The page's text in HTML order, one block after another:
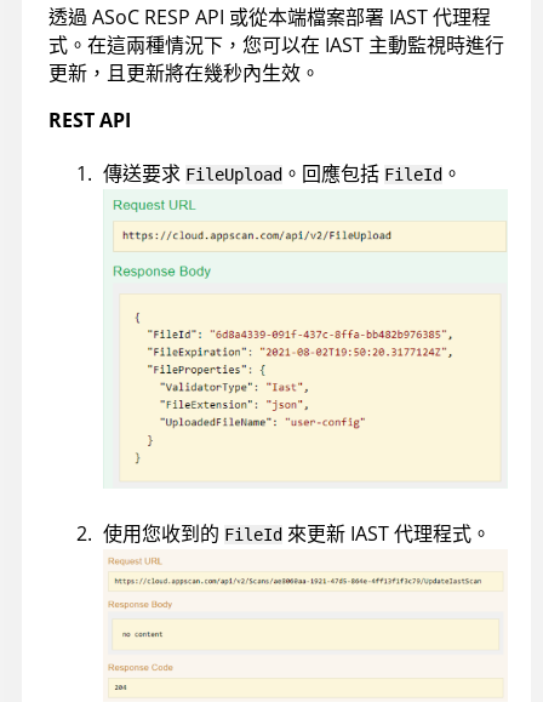
"safeHeaders": ["MySafeHeader",
"safeCookies": ["MySafeCookie",
  "hidePasswords": true
  "hooks": [
      "targets": [
        "com.ibm.myApp.common.MyEscapeUtils"
      ],
      "methods": [
        "myEscapeHtml"
      ],
      "parameters": [
        ["java.lang.String"]
      "rules": [
      {
        "type": " sanitizer",
"vulnerability": "CrossSiteScripting.Reflected"
      }
    ],
    }
透過ASoC RESP API 或從本端檔案部署 IAST 代理程
式。在這兩種情況下，您可以在 IAST 主動監視時進行
更新，且更新將在幾秒內生效。
REST API
傳送要求 FileUpload 。回應包括 FileId 。
使用您收到的 FileId 來更新 IAST 代理程式。